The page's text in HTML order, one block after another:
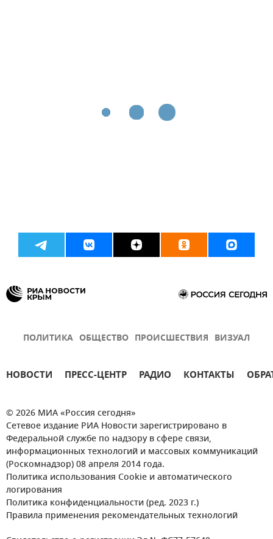
ПОЛИТИКА ОБЩЕСТВО ПРОИСШЕСТВИЯ ВИЗУАЛ
НОВОСТИ ПРЕСС-ЦЕНТР РАДИО КОНТАКТЫ
© 2026 МИА «Россия сегодня»
Сетевое издание РИА Новости зарегистрировано в
Федеральной службе по надзору в сфере связи,
информационных технологий и массовых коммуникаций
(Роскомнадзор) 08 апреля 2014 года.
Политика использования Cookie и автоматического
логирования
Политика конфиденциальности (ред. 2023 г.)
Правила применения рекомендательных технологий